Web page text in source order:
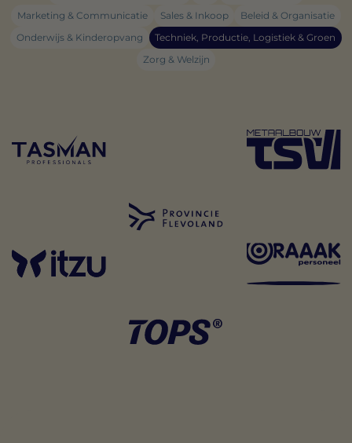
Marketing & Communicatie
Sales & Inkoop
Beleid & Organisatie
Onderwijs & Kinderopvang
Techniek, Productie, Logistiek & Groen
Zorg & Welzijn